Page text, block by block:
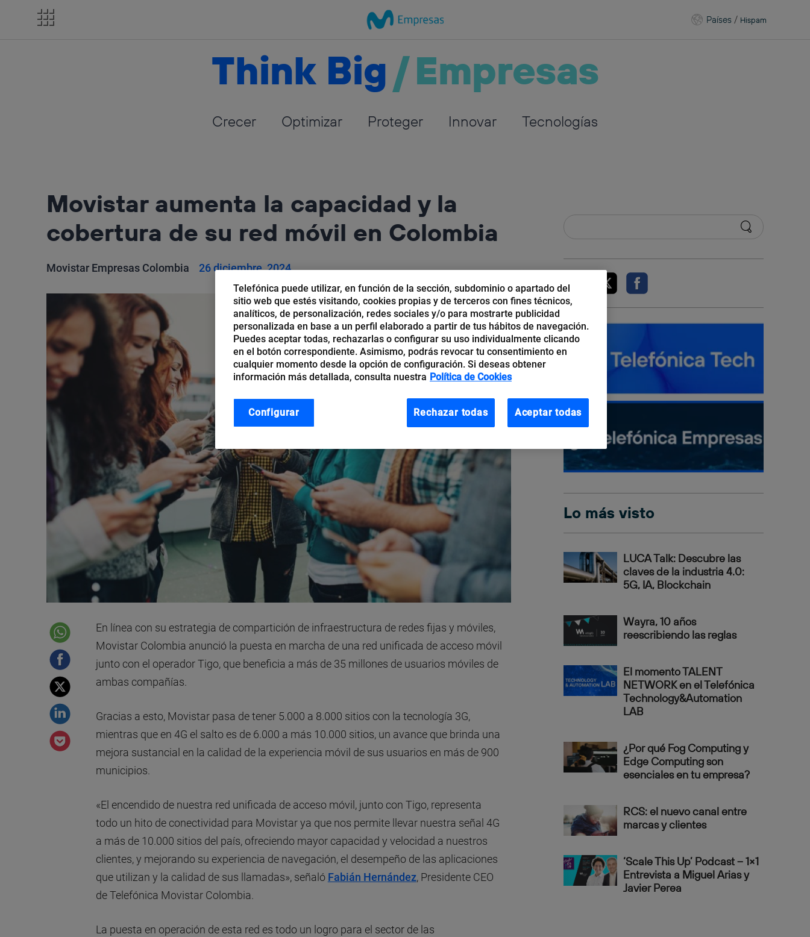
Países / Hispam
Think Big/Empresas
Crecer Optimizar Proteger Innovar Tecnologías
Movistar aumenta la capacidad y la
cobertura de su red móvil en Colombia
Movistar Empresas Colombia 26 diciembre, 2024
En línea con su estrategia de compartición de infraestructura de redes fijas y móviles,
Movistar Colombia anunció la puesta en marcha de una red unificada de acceso móvil
junto con el operador Tigo, que beneficia a más de 35 millones de usuarios móviles de
ambas compañías.
Gracias a esto, Movistar pasa de tener 5.000 a 8.000 sitios con la tecnología 3G,
mientras que en 4G el salto es de 6.000 a más 10.000 sitios, un avance que brinda una
mejora sustancial en la calidad de la experiencia móvil de sus usuarios en más de 900
municipios.
«El encendido de nuestra red unificada de acceso móvil, junto con Tigo, representa
todo un hito de conectividad para Movistar ya que nos permite llevar nuestra señal 4G
a más de 10.000 sitios del país, ofreciendo mayor capacidad y velocidad a nuestros
clientes, y mejorando su experiencia de navegación, el desempeño de las aplicaciones
que utilizan y la calidad de sus llamadas», señaló Fabián Hernández, Presidente CEO
de Telefónica Movistar Colombia.
La puesta en operación de esta red es todo un logro para el sector de las
Lo más visto
LUCA Talk: Descubre las
claves de la industria 4.0:
5G, IA, Blockchain
Wayra, 10 años
reescribiendo las reglas
El momento TALENT
NETWORK en el Telefónica
Technology&Automation
LAB
¿Por qué Fog Computing y
Edge Computing son
esenciales en tu empresa?
RCS: el nuevo canal entre
marcas y clientes
‘Scale This Up’ Podcast – 1×1
Entrevista a Miguel Arias y
Javier Perea
Telefónica puede utilizar, en función de la sección, subdominio o apartado del
sitio web que estés visitando, cookies propias y de terceros con fines técnicos,
analíticos, de personalización, redes sociales y/o para mostrarte publicidad
personalizada en base a un perfil elaborado a partir de tus hábitos de navegación.
Puedes aceptar todas, rechazarlas o configurar su uso individualmente clicando
en el botón correspondiente. Asimismo, podrás revocar tu consentimiento en
cualquier momento desde la opción de configuración. Si deseas obtener
información más detallada, consulta nuestra Política de Cookies
Rechazar todas Aceptar todas
Configurar